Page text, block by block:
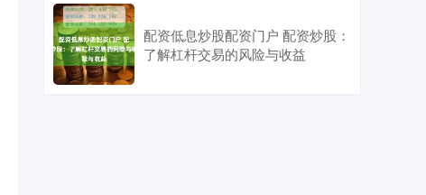
配资低息炒股配资门户 配资炒股：
了解杠杆交易的风险与收益